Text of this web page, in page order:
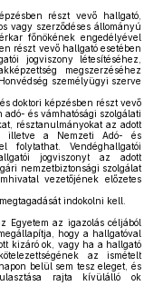
részt vevő hallgató,
vagy szerződéses állományú
főnökének engedélyével
részt vevő hallgató esetében
jogviszony létesítéséhez,
megszerzéséhez
személyügyi szerve
doktori képzésben részt vevő
és vámhatósági szolgálati
résztanulmányokat az adott
illetve a Nemzeti Adó- és
folytathat. Vendéghallgatói
jogviszonyt az adott
nemzetbiztonsági szolgálat
vezetőjének előzetes
indokolni kell.
Egyetem az igazolás céljából
hogy a hallgatóval
kizáró ok, vagy ha a hallgató
az ismételt
belül sem tesz eleget, és
rajta kívülálló ok